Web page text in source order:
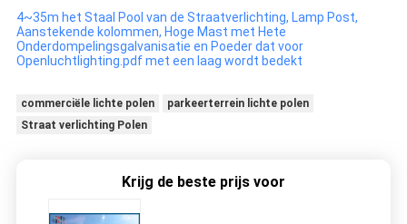
4~35m het Staal Pool van de Straatverlichting, Lamp Post,
Aanstekende kolommen, Hoge Mast met Hete
Onderdompelingsgalvanisatie en Poeder dat voor
Openluchtlighting.pdf met een laag wordt bedekt
commerciële lichte polen
parkeerterrein lichte polen
Straat verlichting Polen
Krijg de beste prijs voor